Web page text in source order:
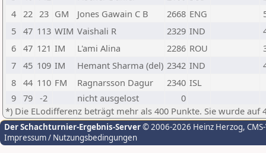
4
22 23 GM Jones Gawain C B 2668 ENG
5
47 113 WIM Vaishali R 2329 IND
6
47 121 IM L'ami Alina 2286 ROU
7
45 109 IM Hemant Sharma (del) 2342 IND
8
44 110 FM Ragnarsson Dagur 2340 ISL
9
79 -2 nicht ausgelost
0
*) Die ELodifferenz beträgt mehr als 400 Punkte. Sie wurde auf
Der Schachturnier-Ergebnis-Server© 2006-2026 Heinz Herzog,
Impressum / Nutzungsbedingungen